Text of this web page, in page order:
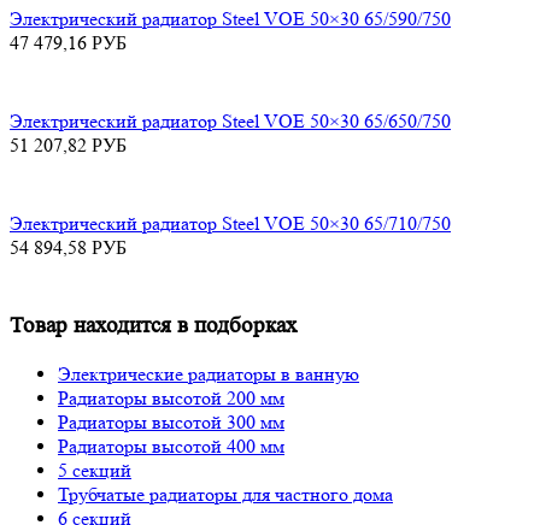
Электрический радиатор Steel VOE 50×30 65/590/750
47 479,16 РУБ
Электрический радиатор Steel VOE 50×30 65/650/750
51 207,82 РУБ
Электрический радиатор Steel VOE 50×30 65/710/750
54 894,58 РУБ
Товар находится в подборках
Электрические радиаторы в ванную
Радиаторы высотой 200 мм
Радиаторы высотой 300 мм
Радиаторы высотой 400 мм
5 секций
Трубчатые радиаторы для частного дома
6 секций